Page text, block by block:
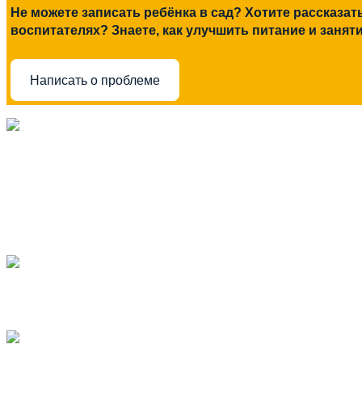
Не можете записать ребёнка в сад? Хотите
воспитателях? Знаете, как улучшить питание и
Написать о проблеме